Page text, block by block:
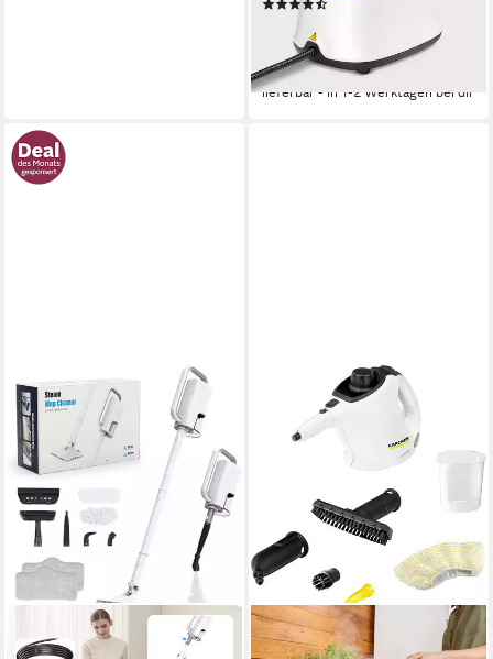
169,00 €
15,43 €mtl. in 12 Raten
-15%
lieferbar - in 1-2 Werktagen bei dir